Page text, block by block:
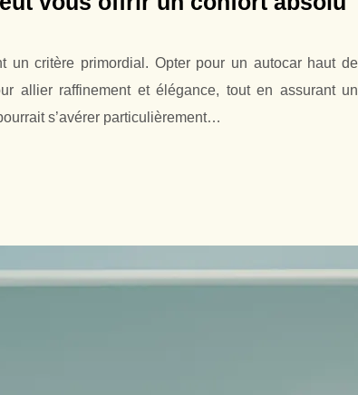
un critère primordial. Opter pour un autocar haut de
allier raffinement et élégance, tout en assurant un
s’avérer particulièrement…